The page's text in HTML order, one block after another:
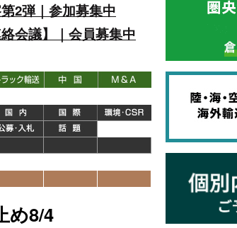
2弾｜参加募集中
会議】｜会員募集中
め8/4